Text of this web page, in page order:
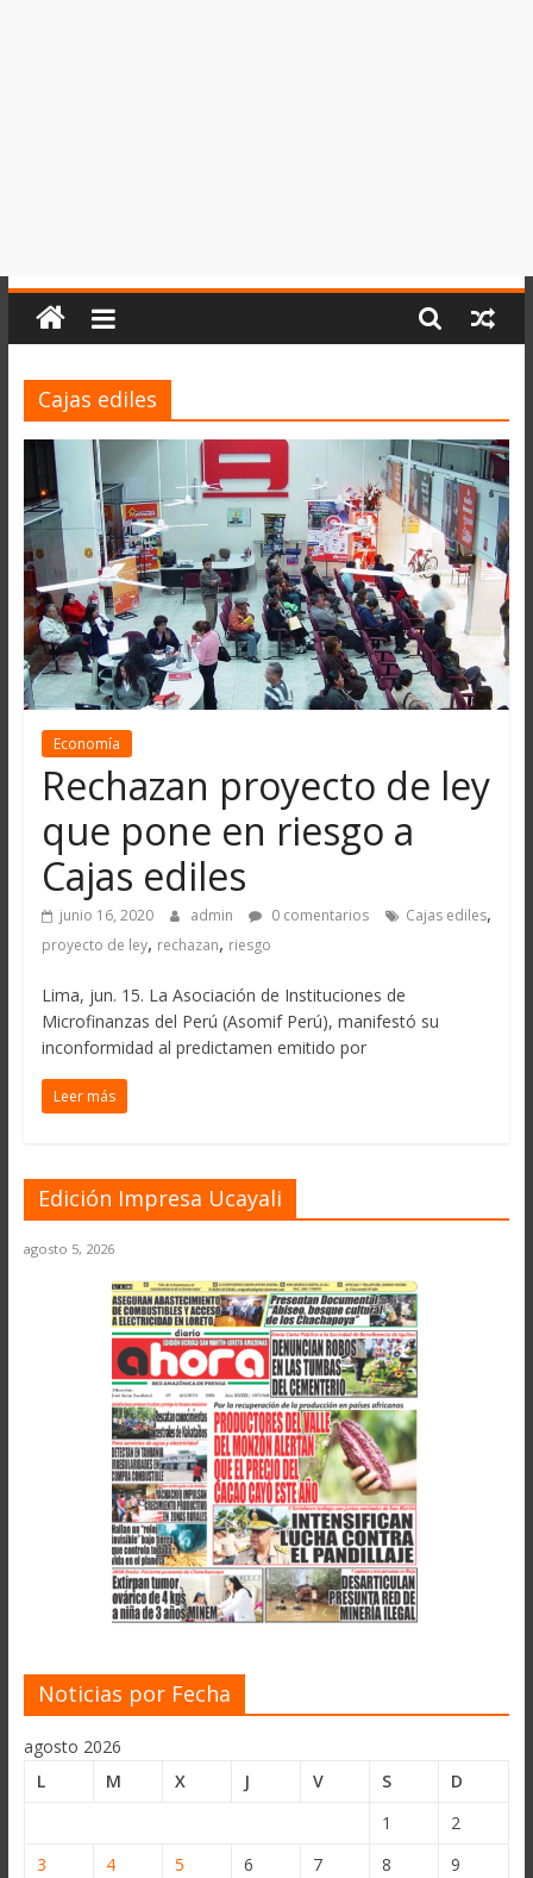
Cajas ediles
Economía
Rechazan proyecto de ley
que pone en riesgo a
Cajas ediles
junio 16, 2020 admin 0 comentarios Cajas ediles,
proyecto de ley, rechazan, riesgo
Lima, jun. 15. La Asociación de Instituciones de
Microfinanzas del Perú (Asomif Perú), manifestó su
inconformidad al predictamen emitido por
Leer más
Edición Impresa Ucayali
agosto 5, 2026
Noticias por Fecha
agosto 2026
L
M X J V S
D
1
2
3
4 5 6 7 8
9